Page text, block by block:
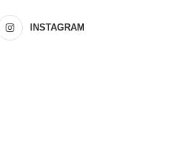
INSTAGRAM